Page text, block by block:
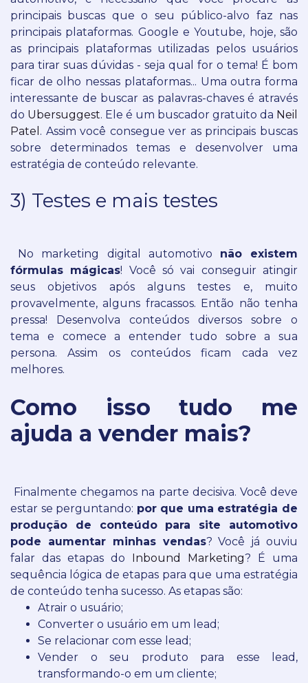
principais buscas que o seu público-alvo faz nas
principais plataformas. Google e Youtube, hoje, são
as principais plataformas utilizadas pelos usuários
para tirar suas dúvidas - seja qual for o tema! É bom
ficar de olho nessas plataformas... Uma outra forma
interessante de buscar as palavras-chaves é através
do Ubersuggest. Ele é um buscador gratuito da Neil
Patel . Assim você consegue ver as principais buscas
sobre determinados temas e desenvolver uma
estratégia de conteúdo relevante.
3) Testes e mais testes
No marketing digital automotivo não existem
fórmulas mágicas! Você só vai conseguir atingir
seus objetivos após alguns testes e, muito
provavelmente, alguns fracassos. Então não tenha
pressa! Desenvolva conteúdos diversos sobre o
tema e comece a entender tudo sobre a sua
persona. Assim os conteúdos ficam cada vez
melhores.
Como isso tudo me
ajuda a vender mais?
Finalmente chegamos na parte decisiva. Você deve
estar se perguntando: por que uma estratégia de
produção de conteúdo para site automotivo
pode aumentar minhas vendas? Você já ouviu
falar das etapas do Inbound Marketing?
É uma
sequência lógica de etapas para que uma estratégia
de conteúdo tenha sucesso. As etapas são:
Atrair o usuário;
Converter o usuário em um lead;
Se relacionar com esse lead;
Vender o seu produto para esse lead,
transformando-o em um cliente;